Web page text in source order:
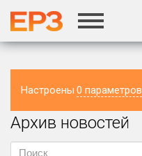
Настроены 0 параметров
Регион
Архив новостей